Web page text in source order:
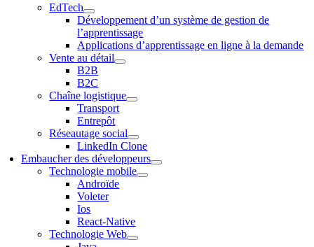
EdTech
Développement d’un système de gestion de
l’apprentissage
Applications d’apprentissage en ligne à la demande
Vente au détail
B2B
B2C
Chaîne logistique
Transport
Entrepôt
Réseautage social
LinkedIn Clone
Embaucher des développeurs
Technologie mobile
Androïde
Voleter
Ios
React-Native
Technologie Web